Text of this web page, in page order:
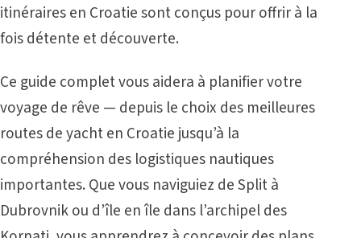
itinéraires en Croatie sont conçus pour offrir à la
fois détente et découverte.
Ce guide complet vous aidera à planifier votre
voyage de rêve — depuis le choix des meilleures
routes de yacht en Croatie jusqu’à la
compréhension des logistiques nautiques
importantes. Que vous naviguiez de Split à
Dubrovnik ou d’île en île dans l’archipel des